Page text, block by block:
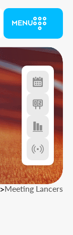
MENU
>Meeting Lancers